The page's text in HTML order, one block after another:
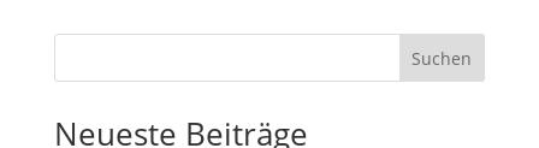
Kanzlei
Suchen
Neueste Beiträge